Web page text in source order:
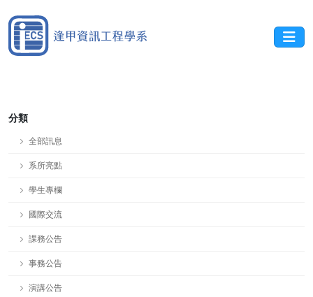
分類
全部訊息
系所亮點
學生專欄
國際交流
課務公告
事務公告
演講公告